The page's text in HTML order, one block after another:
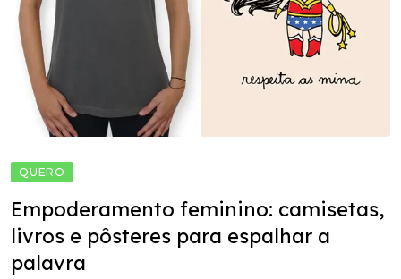
QUERO
Empoderamento feminino: camisetas,
livros e pôsteres para espalhar a
palavra